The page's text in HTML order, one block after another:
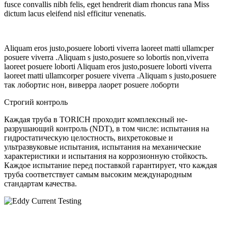
fusce convallis nibh felis, eget hendrerit diam rhoncus rana Miss
dictum lacus eleifend nisl efficitur venenatis.
Aliquam eros justo,posuere loborti viverra laoreet matti ullamcper
posuere viverra .Aliquam s justo,posuere so lobortis non,viverra
laoreet posuere loborti Aliquam eros justo,posuere loborti viverra
laoreet matti ullamcorper posuere viverra .Aliquam s justo,posuere
так лобортис нон, виверра лаорет posuere лоборти
Строгий контроль
Каждая труба в TORICH проходит комплексный не-
разрушающий контроль (NDT), в том числе: испытания на
гидростатическую целостность, вихретоковые и
ультразвуковые испытания, испытания на механические
характеристики и испытания на коррозионную стойкость.
Каждое испытание перед поставкой гарантирует, что каждая
труба соответствует самым высоким международным
стандартам качества.